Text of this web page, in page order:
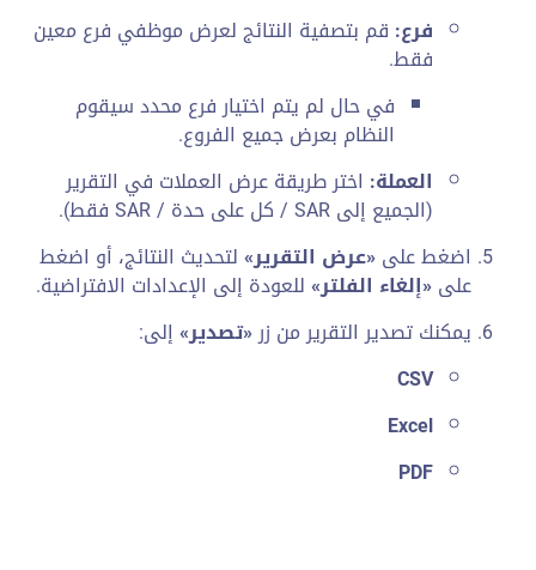
فرع: قم بتصفية النتائج لعرض موظفي فرع معين
فقط.
في حال لم يتم اختيار فرع محدد سيقوم
النظام بعرض جميع الفروع.
العملة: اختر طريقة عرض العملات في التقرير
(الجميع إلى SAR / كل على حدة / SAR فقط).
اضغط على «عرض التقرير»لتحديث النتائج، أو اضغط
على «إلغاء الفلتر»للعودة إلى الإعدادات الافتراضية.
يمكنك تصدير التقرير من زر«تصدير»إلى:
CSV
Excel
PDF